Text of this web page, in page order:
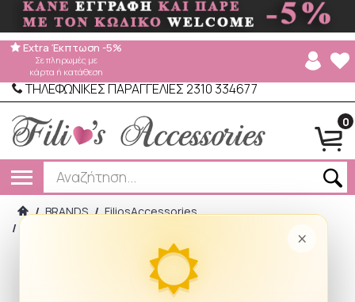
ΤΗΛΕΦΩΝΙΚΕΣ ΠΑΡΑΓΓΕΛΙΕΣ 2310 334677
0
Extra Έκπτωση -5%
Σε πληρωμές με
κάρτα ή κατάθεση
×
/ BRANDS / FiliosAccessories
/